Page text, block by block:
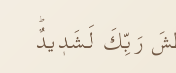
رَبِّكَ لَشَدٖيدٌؕ